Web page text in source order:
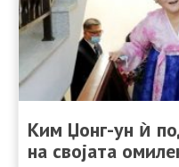
Ким Џонг-ун ѝ
на својата